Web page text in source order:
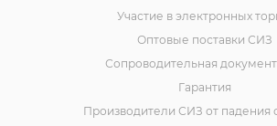
Участие в электронных
Оптовые поставки СИЗ
Сопроводительная
Гарантия
Производители СИЗ от падения